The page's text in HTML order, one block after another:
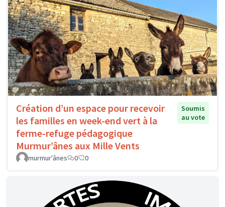
Création d’un espace pour recevoir
les familles en week-end vert à la
ferme-refuge pédagogique
Murmur’ânes aux Mille Vents
Soumis
au vote
murmur'ânes 0 0